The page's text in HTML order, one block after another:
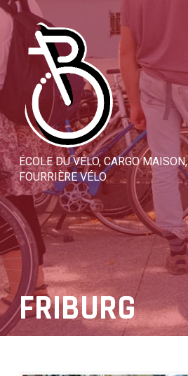
Skip
content
ÉCOLE DU VÉLO, CARGO MAISON,
FOURRIÈRE VÉLO
FRIBURG